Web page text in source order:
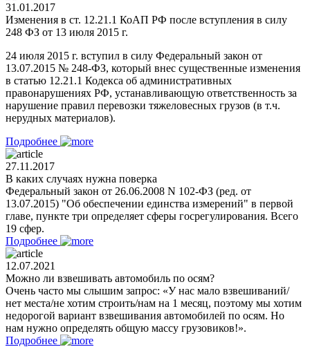
31.01.2017
Изменения в ст. 12.21.1 КоАП РФ после вступления в силу
248 ФЗ от 13 июля 2015 г.
24 июля 2015 г. вступил в силу Федеральный закон от
13.07.2015 № 248-ФЗ, который внес существенные изменения
в статью 12.21.1 Кодекса об административных
правонарушениях РФ, устанавливающую ответственность за
нарушение правил перевозки тяжеловесных грузов (в т.ч.
нерудных материалов).
Подробнее
27.11.2017
В каких случаях нужна поверка
Федеральный закон от 26.06.2008 N 102-ФЗ (ред. от
13.07.2015) "Об обеспечении единства измерений" в первой
главе, пункте три определяет сферы госрегулирования. Всего
19 сфер.
Подробнее
12.07.2021
Можно ли взвешивать автомобиль по осям?
Очень часто мы слышим запрос: «У нас мало взвешиваний/
нет места/не хотим строить/нам на 1 месяц, поэтому мы хотим
недорогой вариант взвешивания автомобилей по осям. Но
нам нужно определять общую массу грузовиков!».
Подробнее